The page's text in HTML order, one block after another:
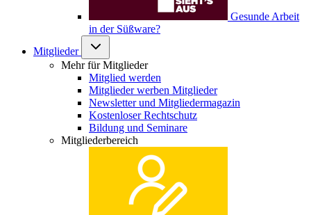
Gesunde Arbeit
in der Süßware?
Mitglieder
Mehr für Mitglieder
Mitglied werden
Mitglieder werben Mitglieder
Newsletter und Mitgliedermagazin
Kostenloser Rechtschutz
Bildung und Seminare
Mitgliederbereich